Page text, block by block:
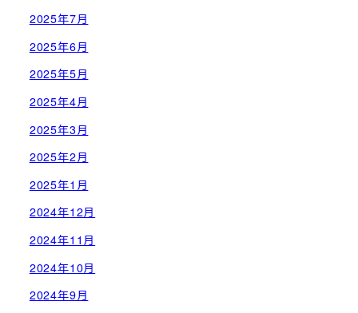
2025年7月
2025年6月
2025年5月
2025年4月
2025年3月
2025年2月
2025年1月
2024年12月
2024年11月
2024年10月
2024年9月